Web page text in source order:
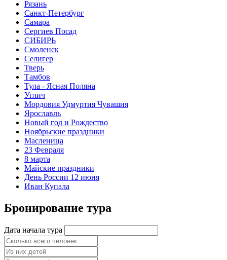
Рязань
Санкт-Петербург
Самара
Сергиев Посад
СИБИРЬ
Смоленск
Селигер
Тверь
Тамбов
Тула - Ясная Поляна
Углич
Мордовия Удмуртия Чувашия
Ярославль
Новый год и Рождество
Ноябрьские праздники
Масленица
23 Февраля
8 марта
Майские праздники
День России 12 июня
Иван Купала
Бронирование тура
Дата начала тура